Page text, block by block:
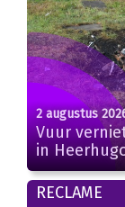
2 augustus
Vuur
in
RECLAME